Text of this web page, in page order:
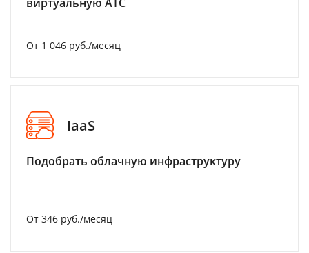
От 1 046 руб./месяц
IaaS
Подобрать облачную инфраструктуру
От 346 руб./месяц